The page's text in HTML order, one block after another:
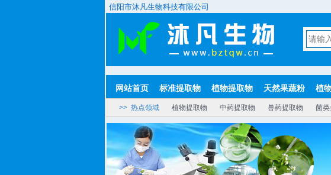
信阳市沐凡生物科技有限公司
网站首页 标准提取物 植物提取物 天然果蔬粉 植
>> 热点领域 植物提取物 中药提取物 兽药提取物 菌类